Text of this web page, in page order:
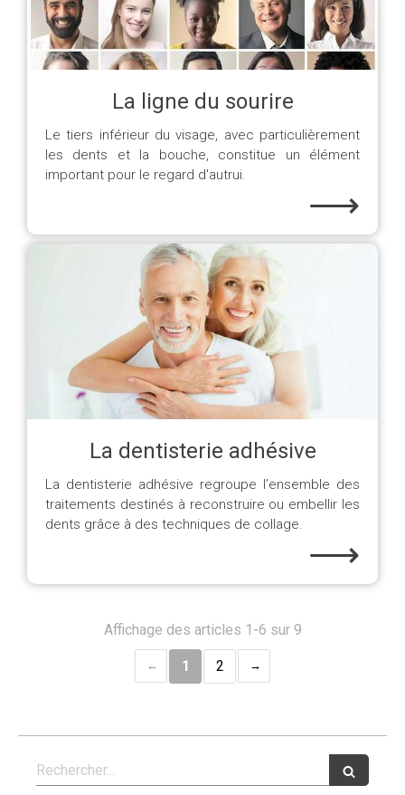
La ligne du sourire
Le tiers inférieur du visage, avec particulièrement
les dents et la bouche, constitue un élément
important pour le regard d'autrui.
⟶
La dentisterie adhésive
La dentisterie adhésive regroupe l’ensemble des
traitements destinés à reconstruire ou embellir les
dents grâce à des techniques de collage.
⟶
Affichage des articles 1-6 sur 9
1 2
Rechercher